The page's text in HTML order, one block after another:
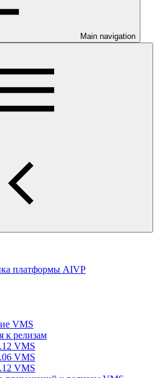
Main navigation
платформы AIVP
VMS
к релизам
VMS
VMS
VMS